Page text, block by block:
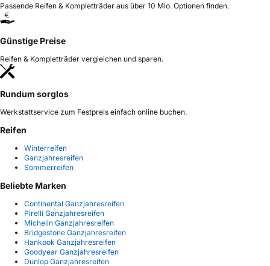
Passende Reifen & Kompletträder aus über 10 Mio. Optionen finden.
Günstige Preise
Reifen & Kompletträder vergleichen und sparen.
Rundum sorglos
Werkstattservice zum Festpreis einfach online buchen.
Reifen
Winterreifen
Ganzjahresreifen
Sommerreifen
Beliebte Marken
Continental Ganzjahresreifen
Pirelli Ganzjahresreifen
Michelin Ganzjahresreifen
Bridgestone Ganzjahresreifen
Hankook Ganzjahresreifen
Goodyear Ganzjahresreifen
Dunlop Ganzjahresreifen